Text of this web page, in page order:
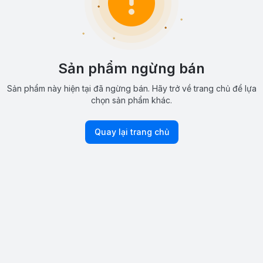
Sản phẩm ngừng bán
Sản phẩm này hiện tại đã ngừng bán. Hãy trở về trang chủ để lựa
chọn sản phẩm khác.
Quay lại trang chủ